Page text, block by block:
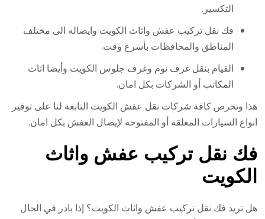
التكسير.
فك نقل تركيب عفش واثاث الكويت وايصاله الى مختلف
المناطق والمحافظات بأسرع وقت.
القيام بنقل غرف نوم وغرف جلوس الكويت وأيضا اثاث
المكاتب أو الشركات بكل امان.
هذا وتحرص كافة شركات نقل عفش الكويت التابعة لنا على توفير
انواع السيارات المغلقة أو المفتوحة لإيصال العفش بكل امان.
فك نقل تركيب عفش واثاث
الكويت
هل تريد فك نقل تركيب عفش واثاث الكويت؟ إذا بادر في الحال